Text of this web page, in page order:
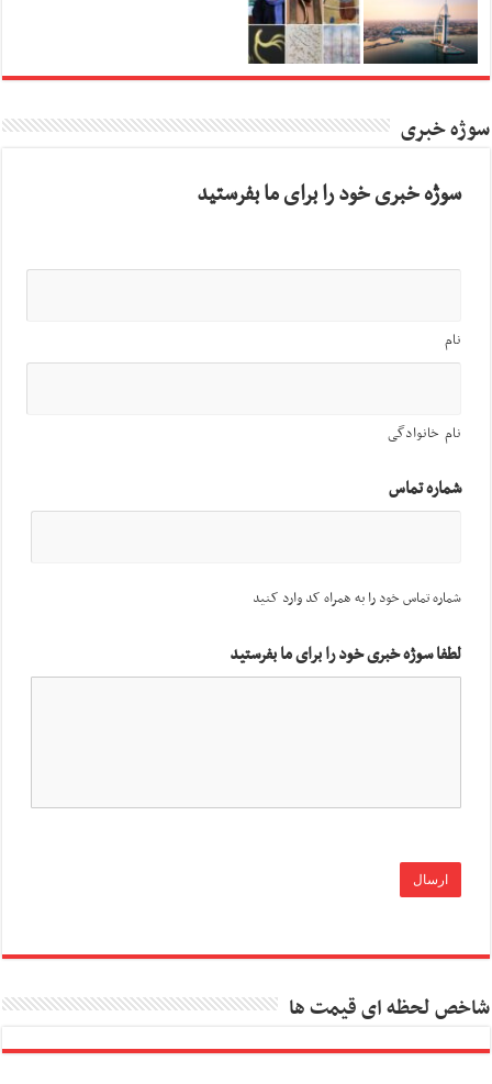
سوژه خبری
سوژه خبری خود را برای ما بفرستید
نام
نام خانوادگی
شماره تماس
شماره تماس خود را به همراه کد وارد کنید
لطفا سوژه خبری خود را برای ما بفرستید
شاخص لحظه ای قیمت ها